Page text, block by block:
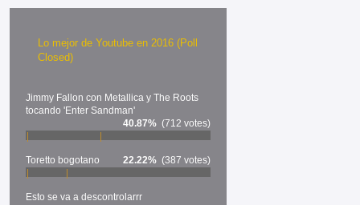
Lo mejor de Youtube en 2016 (Poll
Closed)
Jimmy Fallon con Metallica y The Roots
tocando 'Enter Sandman'
40.87% (712 votes)
Toretto bogotano 22.22% (387 votes)
Esto se va a descontrolarrr